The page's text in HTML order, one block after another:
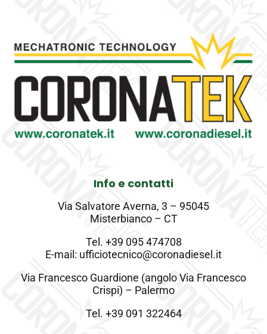
Info e contatti
Via Salvatore Averna, 3 – 95045
Misterbianco – CT
Tel. +39 095 474708
E-mail: ufficiotecnico@coronadiesel.it
Via Francesco Guardione (angolo Via Francesco
Crispi) – Palermo
Tel. +39 091 322464